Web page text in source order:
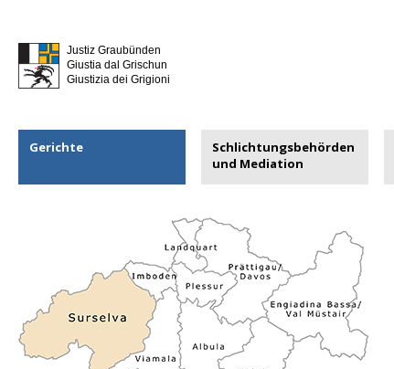
Justiz Graubünden
Giustia dal Grischun
Giustizia dei Grigioni
Gerichte
Schlichtungsbehörden
und Mediation